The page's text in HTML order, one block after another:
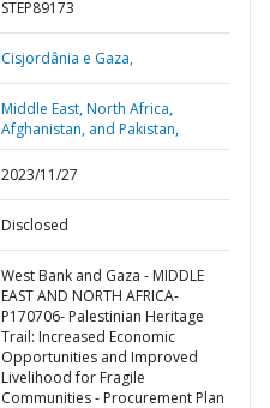
STEP89173
Cisjordânia e Gaza,
Middle East, North Africa,
Afghanistan, and Pakistan,
2023/11/27
Disclosed
West Bank and Gaza - MIDDLE
EAST AND NORTH AFRICA-
P170706- Palestinian Heritage
Trail: Increased Economic
Opportunities and Improved
Livelihood for Fragile
Communities - Procurement Plan